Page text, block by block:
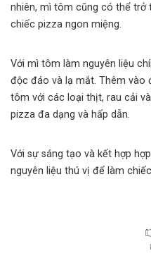
nhiên, mì tôm cũng có thể trở
chiếc pizza ngon miệng.
Với mì tôm làm nguyên liệu
độc đáo và lạ mắt. Thêm vào
tôm với các loại thịt, rau cải
pizza đa dạng và hấp dẫn.
Với sự sáng tạo và kết hợp
nguyên liệu thú vị để làm